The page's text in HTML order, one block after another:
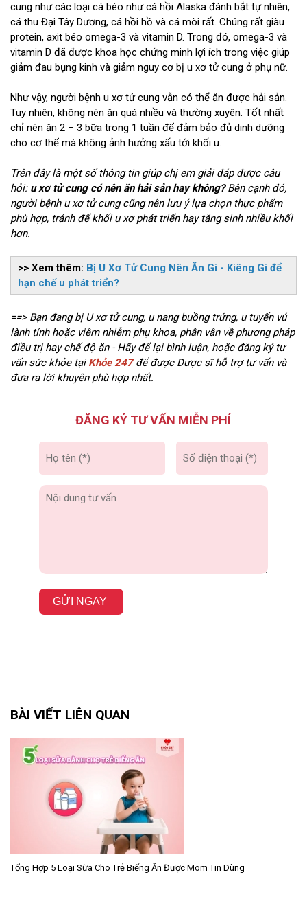
cung như các loại cá béo như cá hồi Alaska đánh bắt tự nhiên,
cá thu Đại Tây Dương, cá hồi hồ và cá mòi rất. Chúng rất giàu
protein, axit béo omega-3 và vitamin D. Trong đó, omega-3 và
vitamin D đã được khoa học chứng minh lợi ích trong việc giúp
giảm đau bụng kinh và giảm nguy cơ bị u xơ tử cung ở phụ nữ.
Như vậy, người bệnh u xơ tử cung vẫn có thể ăn được hải sản.
Tuy nhiên, không nên ăn quá nhiều và thường xuyên. Tốt nhất
chỉ nên ăn 2 – 3 bữa trong 1 tuần để đảm bảo đủ dinh dưỡng
cho cơ thể mà không ảnh hưởng xấu tới khối u.
Trên đây là một số thông tin giúp chị em giải đáp được câu
hỏi: u xơ tử cung có nên ăn hải sản hay không?Bên cạnh đó,
người bệnh u xơ tử cung cũng nên lưu ý lựa chọn thực phẩm
phù hợp, tránh để khối u xơ phát triển hay tăng sinh nhiều khối
hơn.
>> Xem thêm: Bị U Xơ Tử Cung Nên Ăn Gì - Kiêng Gì để
hạn chế u phát triển?
==> Bạn đang bị U xơ tử cung, u nang buồng trứng, u tuyến vú
lành tính hoặc viêm nhiễm phụ khoa, phân vân về phương pháp
điều trị hay chế độ ăn - Hãy để lại bình luận, hoặc đăng ký tư
vấn sức khỏe tại Khỏe 247để được Dược sĩ hỗ trợ tư vấn và
đưa ra lời khuyên phù hợp nhất.
ĐĂNG KÝ TƯ VẤN MIỄN PHÍ
GỬI NGAY
BÀI VIẾT LIÊN QUAN
Tổng Hợp 5 Loại Sữa Cho Trẻ Biếng Ăn Được Mom Tin Dùng